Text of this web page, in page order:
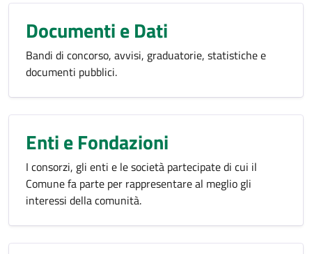
Documenti e Dati
Bandi di concorso, avvisi, graduatorie, statistiche e
documenti pubblici.
Enti e Fondazioni
I consorzi, gli enti e le società partecipate di cui il
Comune fa parte per rappresentare al meglio gli
interessi della comunità.